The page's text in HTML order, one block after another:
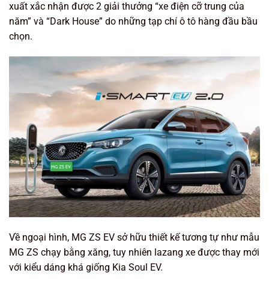
xuất xắc nhận được 2 giải thưởng “xe điện cỡ trung của
năm” và “Dark House” do những tạp chí ô tô hàng đầu bầu
chọn.
Về ngoại hình, MG ZS EV sở hữu thiết kế tương tự như mẫu
MG ZS chạy bằng xăng, tuy nhiên lazang xe được thay mới
với kiểu dáng khá giống Kia Soul EV.